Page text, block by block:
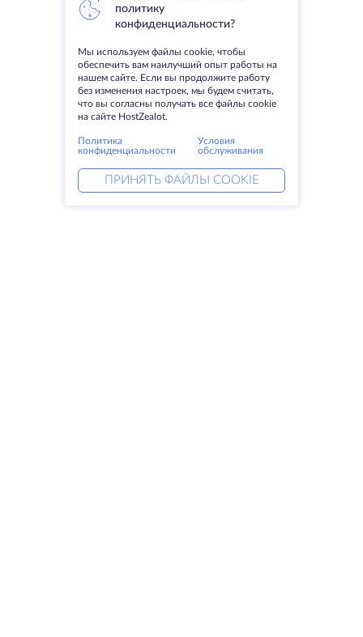
политику
конфиденциальности?
Мы используем файлы cookie, чтобы
обеспечить вам наилучший опыт работы на
нашем сайте. Если вы продолжите работу
без изменения настроек, мы будем считать,
что вы согласны получать все файлы cookie
на сайте HostZealot.
Политика
конфиденциальности
Условия
обслуживания
ПРИНЯТЬ ФАЙЛЫ COOKIE